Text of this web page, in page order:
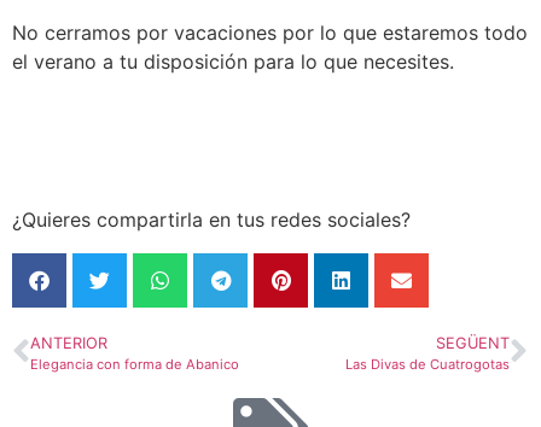
No cerramos por vacaciones por lo que estaremos todo
el verano a tu disposición para lo que necesites.
¿Quieres compartirla en tus redes sociales?
ANTERIOR
Elegancia con forma de Abanico
SEGÜENT
Las Divas de Cuatrogotas